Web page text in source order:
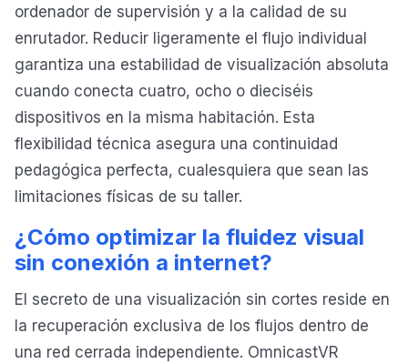
ordenador de supervisión y a la calidad de su
enrutador. Reducir ligeramente el flujo individual
garantiza una estabilidad de visualización absoluta
cuando conecta cuatro, ocho o dieciséis
dispositivos en la misma habitación. Esta
flexibilidad técnica asegura una continuidad
pedagógica perfecta, cualesquiera que sean las
limitaciones físicas de su taller.
¿Cómo optimizar la fluidez visual
sin conexión a internet?
El secreto de una visualización sin cortes reside en
la recuperación exclusiva de los flujos dentro de
una red cerrada independiente. OmnicastVR